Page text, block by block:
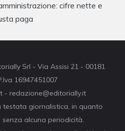
cifre nette e
paga
Srl - Via Assisi 21 - 00181
16947451007
- redazione@editorially.it
testata giornalistica, in quanto
alcuna periodicità.